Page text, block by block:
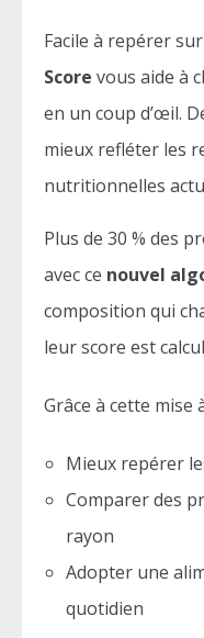
Facile à repérer
Score vous aide à
en un coup d’œil.
mieux refléter les
nutritionnelles
Plus de 30 % des
avec ce nouvel
composition qui
leur score est
Grâce à cette mise
Mieux repérer
Comparer des
rayon
Adopter une
quotidien